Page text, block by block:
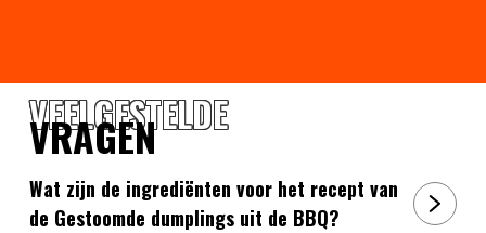
VEELGESTELDE
VRAGEN
Wat zijn de ingrediënten voor het recept van
de Gestoomde dumplings uit de BBQ?